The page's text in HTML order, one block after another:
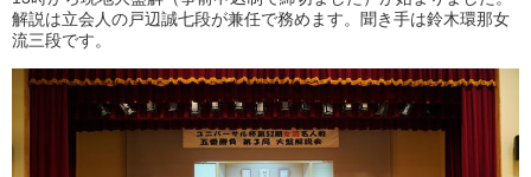
解説は立会人の戸辺誠七段が兼任で務めます。聞き手は鈴木環那女
流三段です。